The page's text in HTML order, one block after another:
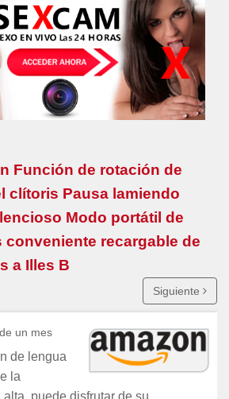
Función de rotación de
clítoris Pausa lamiendo
Modo portátil de
conveniente recargable de
a Illes B
Siguiente
un mes
de lengua
la
puede disfrutar de su